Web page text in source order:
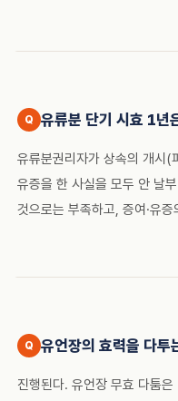
유류분 단기 시효 1년
유류분권리자가 상속의 개시(
유증을 한 사실을 모두 안 날
것으로는 부족하고, 증여·유
유언장의 효력을 다투
진행된다. 유언장 무효 다툼